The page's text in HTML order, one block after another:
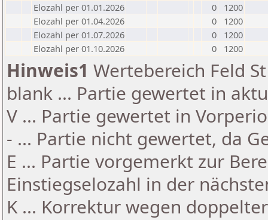
Elozahl per 01.01.2026
0
1200
Elozahl per 01.04.2026
0
1200
Elozahl per 01.07.2026
0
1200
Elozahl per 01.10.2026
0 1200
Hinweis1 Wertebereich Feld
blank ... Partie gewertet in
V ... Partie gewertet in
- ... Partie nicht gewertet, da
E ... Partie vorgemerkt zur
Einstiegselozahl in der
K ... Korrektur wegen